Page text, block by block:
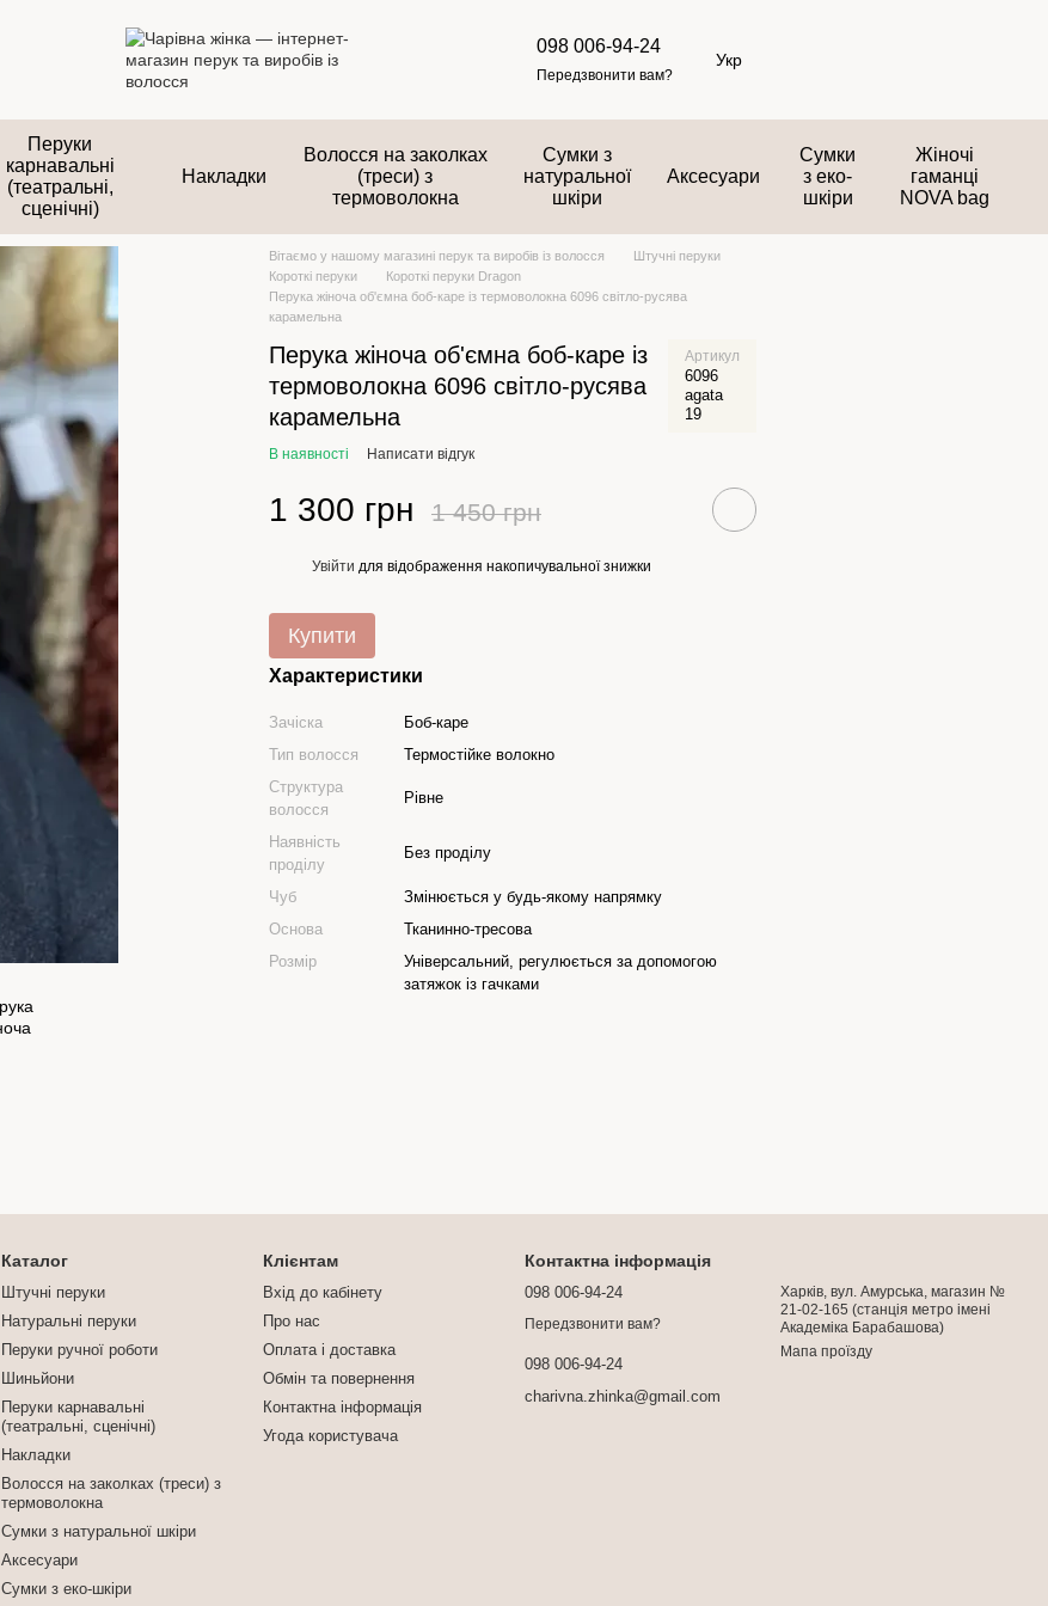
098 006-94-24
Передзвонити вам?
Укр
Перуки
карнавальні
(театральні,
сценічні)
Накладки
Волосся на заколках
(треси) з
термоволокна
Сумки з
натуральної
шкіри
Аксесуари
Сумки
з еко-
шкіри
Жіночі
гаманці
NOVA bag
Вітаємо у нашому магазині перук та виробів із волосся
Штучні перуки
Короткі перуки
Короткі перуки Dragon
Перука жіноча об'ємна боб-каре із термоволокна 6096 світло-русява
карамельна
Перука жіноча об'ємна боб-каре із
термоволокна 6096 світло-русява
карамельна
Артикул
6096
agata
19
В наявності Написати відгук
1 300 грн 1 450 грн
Увійти для відображення накопичувальної знижки
Купити
Характеристики
Зачіска
Боб-каре
Тип волосся
Термостійке волокно
Структура
волосся
Рівне
Наявність
проділу
Без проділу
Чуб
Змінюється у будь-якому напрямку
Основа
Тканинно-тресова
Розмір
Універсальний, регулюється за допомогою
затяжок із гачками
Каталог
Штучні перуки
Натуральні перуки
Перуки ручної роботи
Шиньйони
Перуки карнавальні
(театральні, сценічні)
Накладки
Волосся на заколках (треси) з
термоволокна
Сумки з натуральної шкіри
Аксесуари
Сумки з еко-шкіри
Клієнтам
Вхід до кабінету
Про нас
Оплата і доставка
Обмін та повернення
Контактна інформація
Угода користувача
Контактна інформація
098 006-94-24
Передзвонити вам?
098 006-94-24
charivna.zhinka@gmail.com
Харків, вул. Амурська, магазин №
21-02-165 (станція метро імені
Академіка Барабашова)
Мапа проїзду